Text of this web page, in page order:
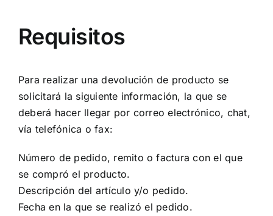
Requisitos
Para realizar una devolución de producto se
solicitará la siguiente información, la que se
deberá hacer llegar por correo electrónico, chat,
vía telefónica o fax:
Número de pedido, remito o factura con el que
se compró el producto.
Descripción del artículo y/o pedido.
Fecha en la que se realizó el pedido.